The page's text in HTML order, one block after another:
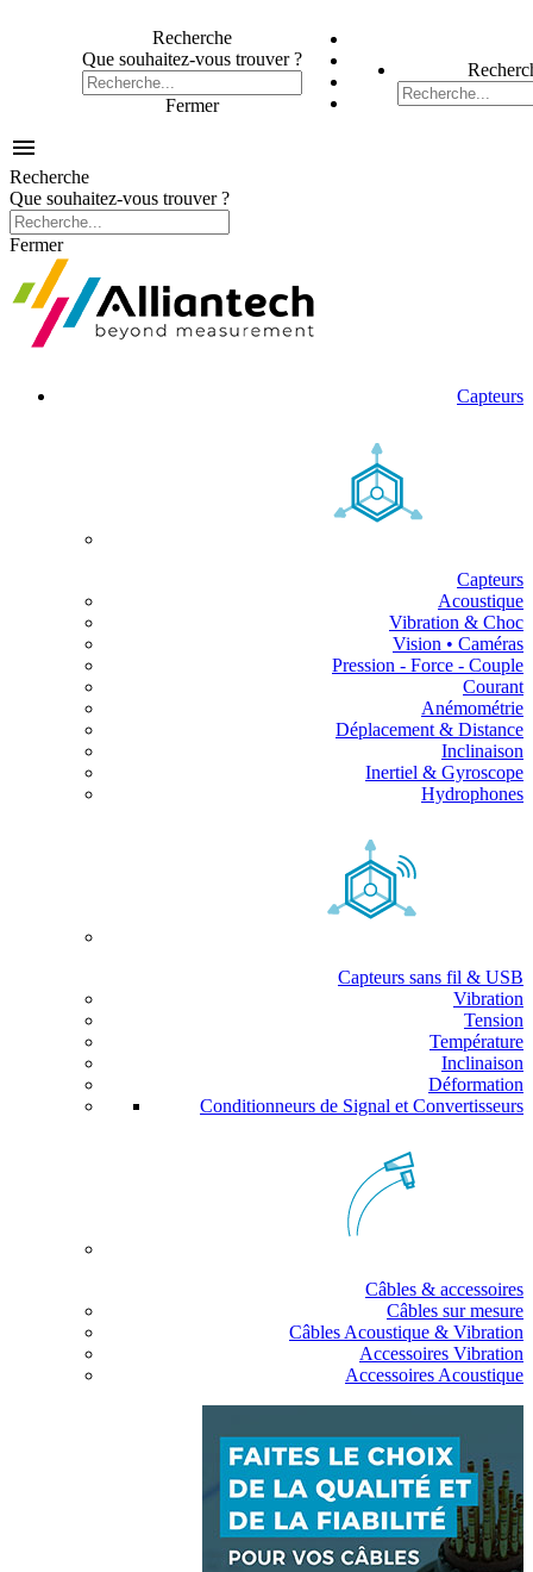
Recherche
Que souhaitez-vous trouver ?
Fermer

Recherche
Que souhaitez-vous trouver ?
Fermer
Capteurs
Capteurs
Acoustique
Vibration & Choc
Vision • Caméras
Pression - Force - Couple
Courant
Anémométrie
Déplacement & Distance
Inclinaison
Inertiel & Gyroscope
Hydrophones
Capteurs sans fil & USB
Vibration
Tension
Température
Inclinaison
Déformation
Conditionneurs de Signal et Convertisseurs
Câbles & accessoires
Câbles sur mesure
Câbles Acoustique & Vibration
Accessoires Vibration
Accessoires Acoustique